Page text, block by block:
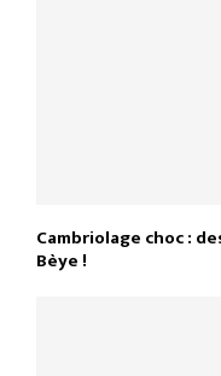
Cambriolage choc :
Bèye !